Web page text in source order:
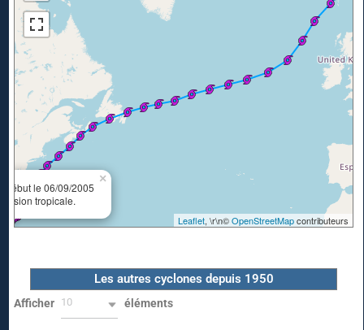
Début le 06/09/2005
tropicale.
×
Leaflet, \r\n©OpenStreetMapcontributeurs
Les autres cyclones depuis 1950
Afficher 10 éléments